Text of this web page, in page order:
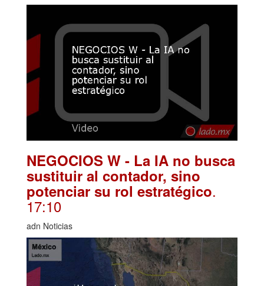
NEGOCIOS W - La IA no busca
sustituir al contador, sino
potenciar su rol estratégico.
17:10
adn Noticias